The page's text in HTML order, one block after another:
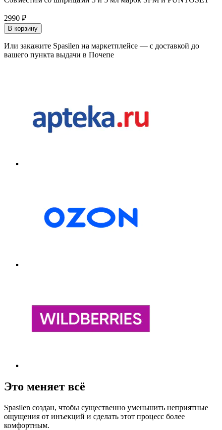
2990 ₽
В корзину
Или закажите Spasilen на маркетплейсе — с доставкой до
вашего пункта выдачи в Почепе
Это меняет всё
Spasilen создан, чтобы существенно уменьшить неприятные
ощущения от инъекций и сделать этот процесс более
комфортным.